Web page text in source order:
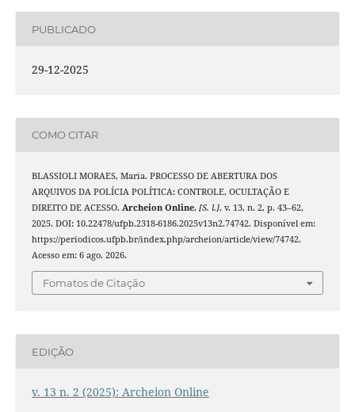
PUBLICADO
29-12-2025
COMO CITAR
BLASSIOLI MORAES, Maria. PROCESSO DE ABERTURA DOS
ARQUIVOS DA POLÍCIA POLÍTICA: CONTROLE, OCULTAÇÃO E
DIREITO DE ACESSO. Archeion Online, [S. l.], v. 13, n. 2, p. 43–62,
2025. DOI: 10.22478/ufpb.2318-6186.2025v13n2.74742. Disponível em:
https://periodicos.ufpb.br/index.php/archeion/article/view/74742.
Acesso em: 6 ago. 2026.
Fomatos de Citação
EDIÇÃO
v. 13 n. 2 (2025): Archeion Online